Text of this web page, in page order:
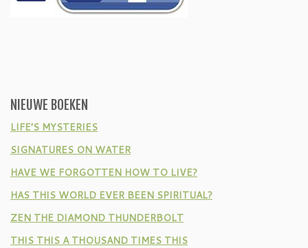
NIEUWE BOEKEN
LIFE’S MYSTERIES
SIGNATURES ON WATER
HAVE WE FORGOTTEN HOW TO LIVE?
HAS THIS WORLD EVER BEEN SPIRITUAL?
ZEN THE DIAMOND THUNDERBOLT
THIS THIS A THOUSAND TIMES THIS